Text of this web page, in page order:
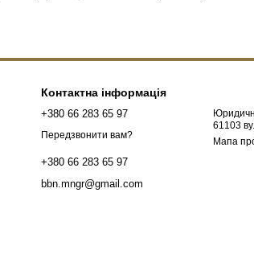
Контактна інформація
+380 66 283 65 97
Передзвонити вам?
+380 66 283 65 97
bbn.mngr@gmail.com
Мапа